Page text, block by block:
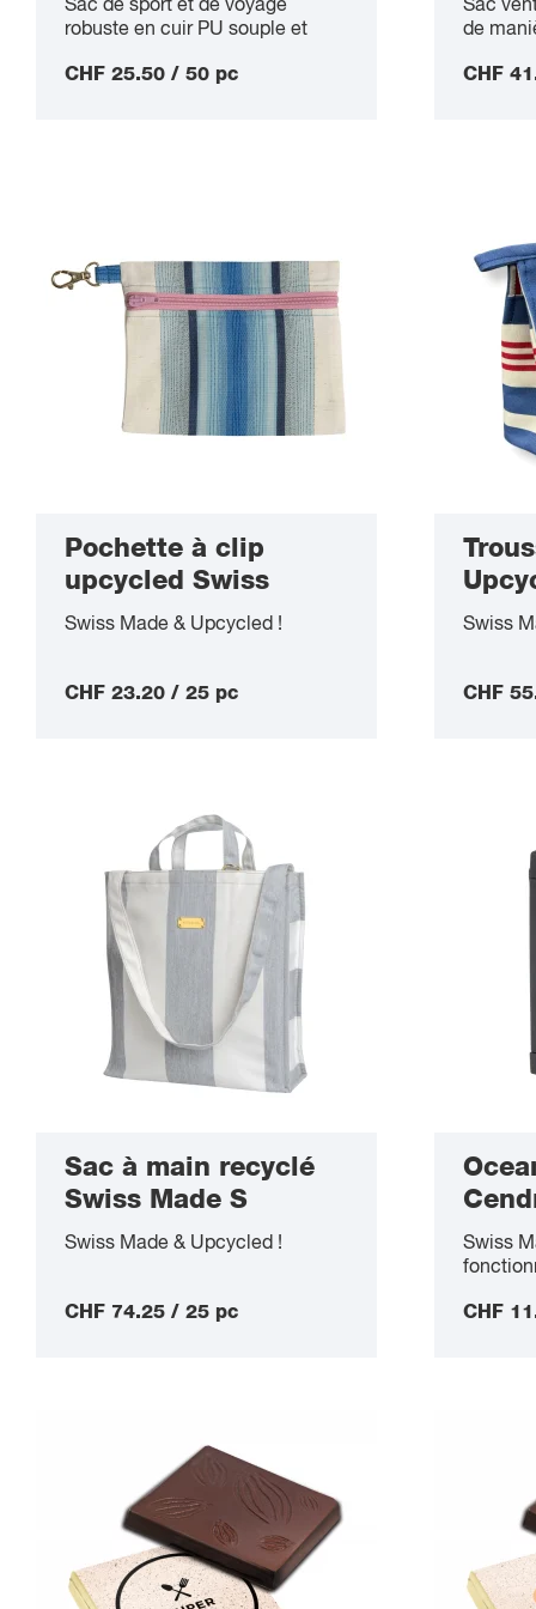
Sac de sport et de voyage
robuste en cuir PU souple et
intérieure en bouteilles PET
CHF 25.50 / 50 pc
Sac
de
provient
CHF
Pochette à clip
upcycled Swiss
Made
Swiss Made & Upcycled !
CHF 23.20 / 25 pc
Made
Swiss
CHF
Sac à main recyclé
Swiss Made S
Swiss Made & Upcycled !
CHF 74.25 / 25 pc
Swiss
CHF